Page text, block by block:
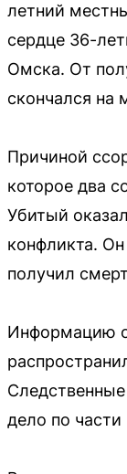
летний
сердце 36-
Омска. От
скончался на
Причиной
которое два
Убитый
конфликта. Он
получил
Информацию
дело по части